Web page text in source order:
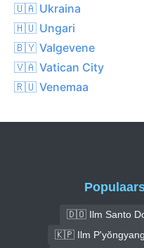
🇺🇦 Ukraina
🇭🇺 Ungari
🇧🇾 Valgevene
🇻🇦 Vatican City
🇷🇺 Venemaa
🇩🇴 Ilm Santo
🇰🇵 Ilm P'yŏngyang